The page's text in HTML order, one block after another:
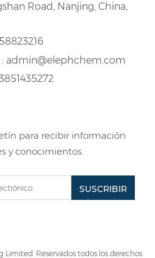
Road, Nanjing, China,
admin@elephchem.com
para recibir información
y conocimientos.
Reservados todos los derechos